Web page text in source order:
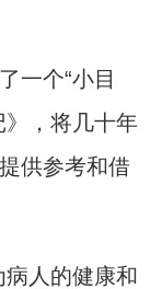
个“小目
，将几十年
供参考和借
人的健康和